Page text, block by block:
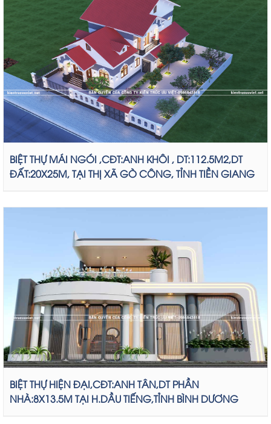
BIỆT THỰ MÁI NGÓI ,CĐT:ANH KHÔI , DT:112.5M2,DT
ĐẤT:20X25M, TẠI THỊ XÃ GÒ CÔNG, TỈNH TIỀN GIANG
BIỆT THỰ HIỆN ĐẠI,CĐT:ANH TÂN,DT PHẦN
NHÀ:8X13.5M TẠI H.DẦU TIẾNG,TỈNH BÌNH DƯƠNG